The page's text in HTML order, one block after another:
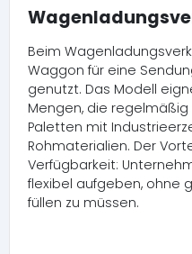
Beim
Waggon für eine
genutzt. Das Modell
Mengen, die
Paletten mit
Rohmaterialien. Der
Verfügbarkeit:
flexibel aufgeben, ohne
füllen zu müssen.